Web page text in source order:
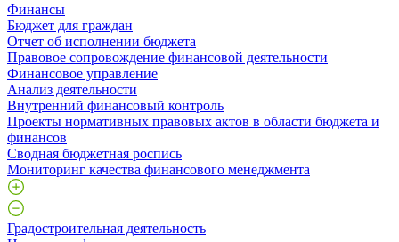
Финансы
Бюджет для граждан
Отчет об исполнении бюджета
Правовое сопровождение финансовой деятельности
Финансовое управление
Анализ деятельности
Внутренний финансовый контроль
Проекты нормативных правовых актов в области бюджета и
финансов
Сводная бюджетная роспись
Мониторинг качества финансового менеджмента
Градостроительная деятельность